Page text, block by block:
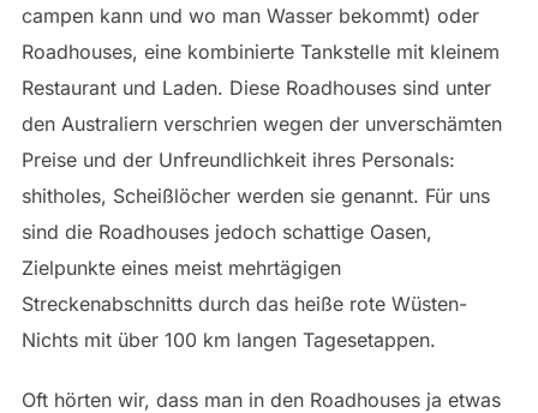
campen kann und wo man Wasser bekommt) oder
Roadhouses, eine kombinierte Tankstelle mit kleinem
Restaurant und Laden. Diese Roadhouses sind unter
den Australiern verschrien wegen der unverschämten
Preise und der Unfreundlichkeit ihres Personals:
shitholes, Scheißlöcher werden sie genannt. Für uns
sind die Roadhouses jedoch schattige Oasen,
Zielpunkte eines meist mehrtägigen
Streckenabschnitts durch das heiße rote Wüsten-
Nichts mit über 100 km langen Tagesetappen.
Oft hörten wir, dass man in den Roadhouses ja etwas